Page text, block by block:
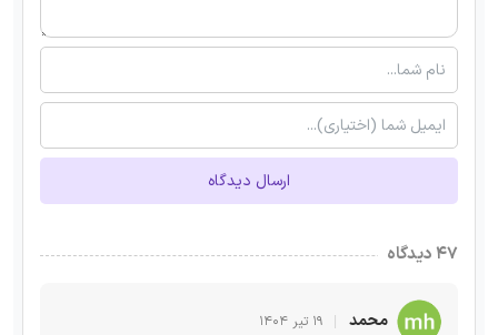
ارسال دیدگاه
۴۷ دیدگاه
محمد ۱۹ تیر ۱۴۰۴